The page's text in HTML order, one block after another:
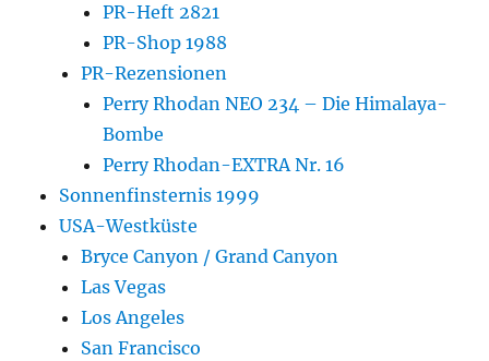
PR-Heft 2821
PR-Shop 1988
PR-Rezensionen
Perry Rhodan NEO 234 – Die Himalaya-
Bombe
Perry Rhodan-EXTRA Nr. 16
Sonnenfinsternis 1999
USA-Westküste
Bryce Canyon / Grand Canyon
Las Vegas
Los Angeles
San Francisco